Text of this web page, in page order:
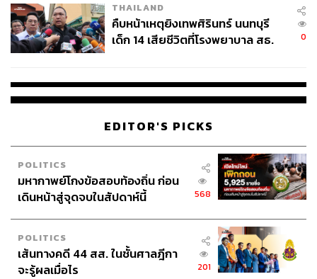
THAILAND
คืบหน้าเหตุยิงเทพศิรินทร์ นนทบุรี
เด็ก 14 เสียชีวิตที่โรงพยาบาล สธ.
0
EDITOR'S PICKS
POLITICS
มหากาพย์โกงข้อสอบท้องถิ่น ก่อน
เดินหน้าสู่จุดจบในสัปดาห์นี้
568
POLITICS
เส้นทางคดี 44 สส. ในชั้นศาลฎีกา
จะรู้ผลเมื่อไร
201